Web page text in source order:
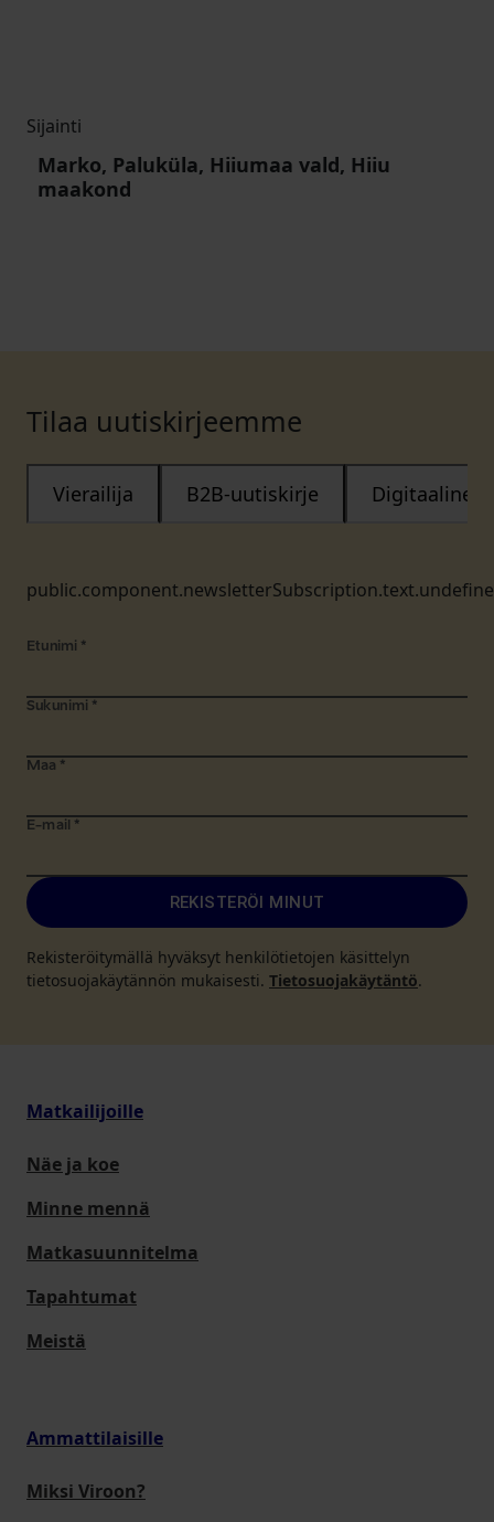
Sijainti
Marko, Paluküla, Hiiumaa vald, Hiiu
maakond
Tilaa uutiskirjeemme
Vierailija B2B-uutiskirje Digitaalinen
Etunimi *
Sukunimi *
Maa *
E-mail *
REKISTERÖI MINUT
Rekisteröitymällä hyväksyt henkilötietojen käsittelyn
tietosuojakäytännön mukaisesti. Tietosuojakäytäntö.
Matkailijoille
Näe ja koe
Minne mennä
Matkasuunnitelma
Tapahtumat
Meistä
Ammattilaisille
Miksi Viroon?